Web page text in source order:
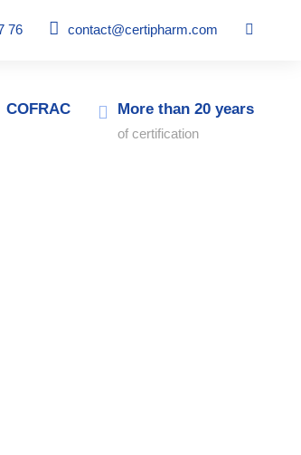
76 contact@certipharm.com
COFRAC More than 20 years
of certification